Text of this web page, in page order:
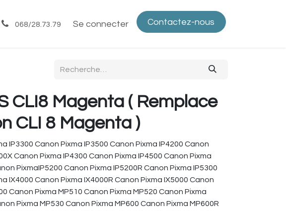
Contactez-nous Politique de confidentialité
068/28.73.79 Se connecter Contactez-nous
CLI8 Magenta ( Remplace
CLI 8 Magenta )
IP3300 Canon Pixma IP3500 Canon Pixma IP4200 Canon
Canon Pixma IP4300 Canon Pixma IP4500 Canon Pixma
PixmaIP5200 Canon Pixma IP5200R Canon Pixma IP5300
IX4000 Canon Pixma IX4000R Canon Pixma IX5000 Canon
Canon Pixma MP510 Canon Pixma MP520 Canon Pixma
Pixma MP530 Canon Pixma MP600 Canon Pixma MP600R